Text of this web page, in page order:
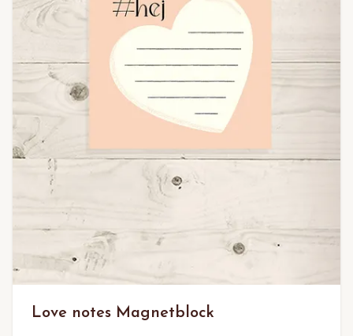
Love notes Magnetblock